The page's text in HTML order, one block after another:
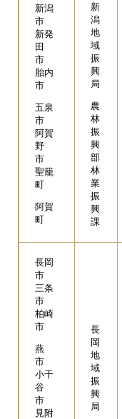
新潟
市
新発
田
市
胎内
市
五泉
市
阿賀
野
市
聖籠
町
阿賀
町
新
潟
地
域
振
興
局
農
林
振
興
部
林
業
振
興
課
長岡
市
三条
市
柏崎
市
燕
市
小千
谷
市
見附
長
岡
地
域
振
興
局